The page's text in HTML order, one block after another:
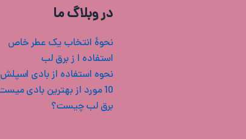
در وبلاگ ما
نحوۀ انتخاب یک عطر خاص
استفاده ا ز برق لب
نحوه استفاده از بادی اسپلش
10 مورد از بهترین بادی میست های ویکتوریا سکرت
برق لب چیست؟